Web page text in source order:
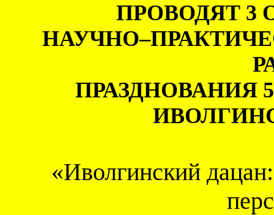
ПРОВОДЯТ 3
ПРАЗДНОВАНИЯ
«Иволгинский